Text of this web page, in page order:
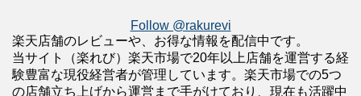
Follow @rakurevi
楽天店舗のレビューや、お得な情報を配信中です。
当サイト（楽れび）楽天市場で20年以上店舗を運営する経
験豊富な現役経営者が管理しています。楽天市場での5つ
の店舗立ち上げから運営まで手がけており、現在も活躍中